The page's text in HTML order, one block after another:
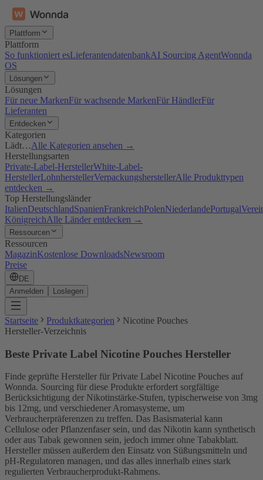
Plattform
Plattform
So funktioniert esLieferantendatenbankAI Sourcing AgentWonnda
OS
Lösungen
Lösungen
Für neue MarkenFür wachsende MarkenFür HändlerFür
Lieferanten
Entdecken
Kategorien
Lädt…Alle Kategorien ansehen →
Herstellungsarten
Private-Label-HerstellerWhite-Label-
HerstellerLohnherstellerVerpackungsherstellerAlle Produkttypen
entdecken →
Top Herstellungsländer
ItalienDeutschlandSpanienFrankreichPolenNiederlandePortugal
KönigreichAlle Länder entdecken →
Ressourcen
Ressourcen
MagazinKostenlose DownloadsNewsroom
Preise
DE
Anmelden
Loslegen
Startseite Produktkategorien
Nicotine Pouches
Hersteller-Verzeichnis
Beste Private Label Nicotine Pouches Hersteller
Finde geprüfte Hersteller für Private Label Nicotine Pouches auf
Wonnda. Sourcing für diese Produkte erfordert sorgfältige
Berücksichtigung der Nikotinstärke-Stufen, typischerweise von 3mg
bis 12mg, und verschiedener Aromasysteme, um
Verbraucherpräferenzen zu treffen. Das Basismaterial kann
Cellulose oder Pflanzenfaser sein, und das Nikotin kann synthetisch
oder aus Tabak gewonnen sein, jedoch immer ohne Tabakblatt.
Hersteller müssen außerdem den Einsatz von Süßungsmitteln und
pH-Regulatoren managen, und das alles innerhalb eines stark
regulierten Verbraucherprodukt-Rahmens.